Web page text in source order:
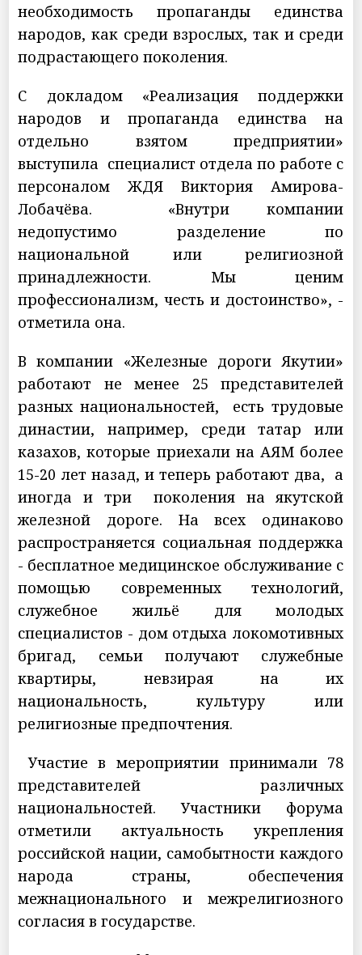
необходимость пропаганды единства
народов, как среди взрослых, так и среди
подрастающего поколения.
С докладом «Реализация поддержки
народов и пропаганда единства на
отдельно взятом предприятии»
выступила специалист отдела по работе с
персоналом ЖДЯ Виктория Амирова-
Лобачёва. «Внутри компании
недопустимо разделение по
национальной или религиозной
принадлежности. Мы ценим
профессионализм, честь и достоинство», -
отметила она.
В компании «Железные дороги Якутии»
работают не менее 25 представителей
разных национальностей, есть трудовые
династии, например, среди татар или
казахов, которые приехали на АЯМ более
15-20 лет назад, и теперь работают два, а
иногда и три поколения на якутской
железной дороге. На всех одинаково
распространяется социальная поддержка
- бесплатное медицинское обслуживание с
помощью современных технологий,
служебное жильё для молодых
специалистов - дом отдыха локомотивных
бригад, семьи получают служебные
квартиры, невзирая на их
национальность, культуру или
религиозные предпочтения.
Участие в мероприятии принимали 78
представителей различных
национальностей. Участники форума
отметили актуальность укрепления
российской нации, самобытности каждого
народа страны, обеспечения
межнационального и межрелигиозного
согласия в государстве.